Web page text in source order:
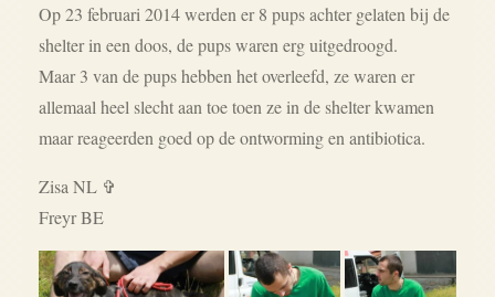
Op 23 februari 2014 werden er 8 pups achter gelaten bij de
shelter in een doos, de pups waren erg uitgedroogd.
Maar 3 van de pups hebben het overleefd, ze waren er
allemaal heel slecht aan toe toen ze in de shelter kwamen
maar reageerden goed op de ontworming en antibiotica.
Zisa NL ✞
Freyr BE